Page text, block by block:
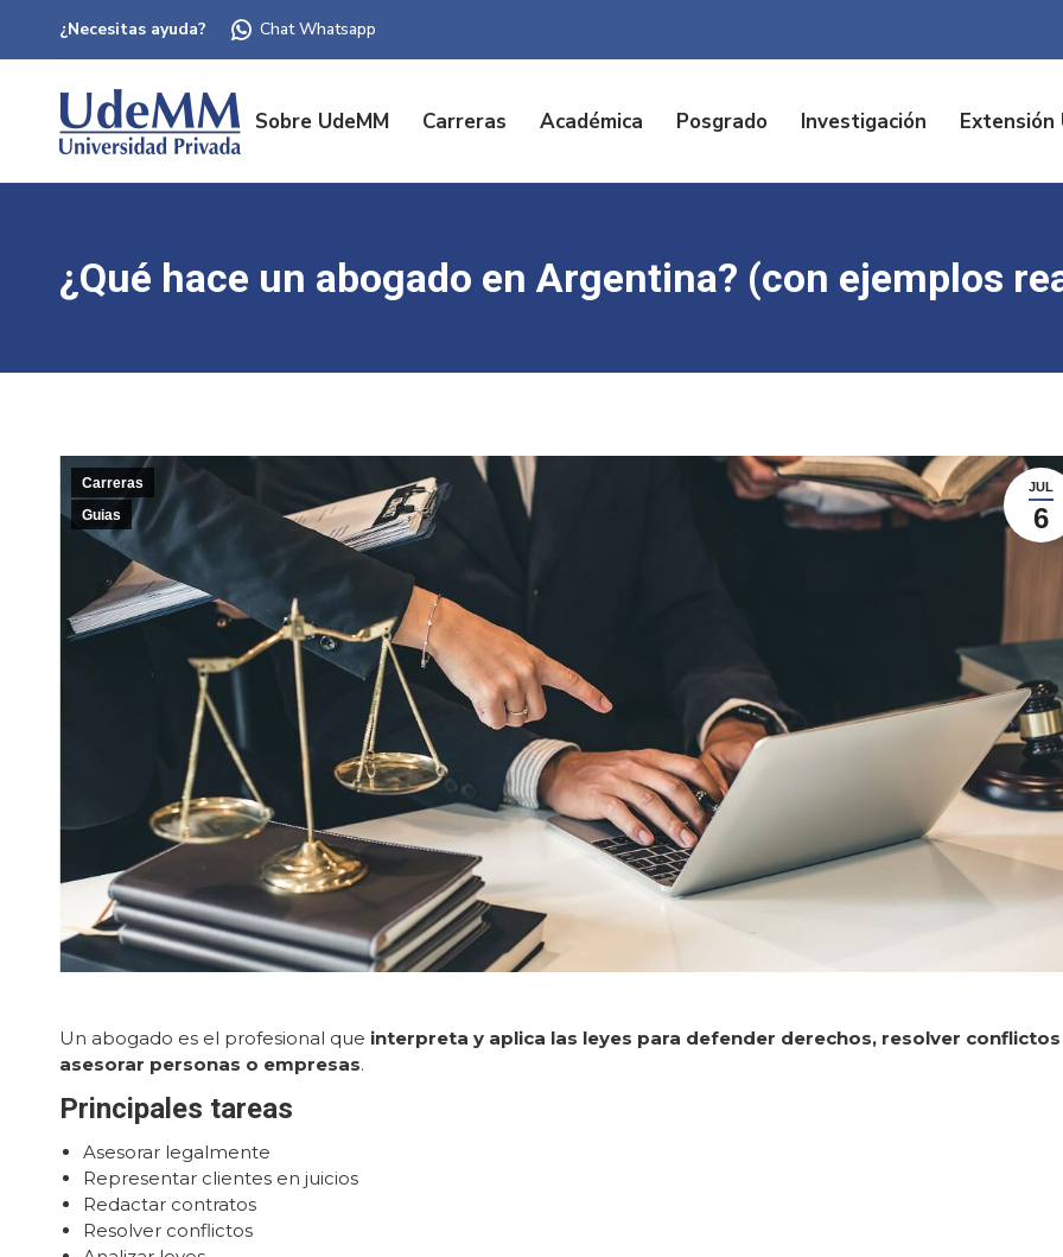
¿Necesitas ayuda? Chat Whatsapp
Sobre UdeMM Carreras Académica Posgrado Investigación
¿Qué hace un abogado en Argentina? (con ejemplos
JUL
6
Carreras
Guias
Un abogado es el profesional que interpreta y aplica las leyes para defender derechos, resolver conflictos
asesorar personas o empresas.
Principales tareas
Asesorar legalmente
Representar clientes en juicios
Redactar contratos
Resolver conflictos